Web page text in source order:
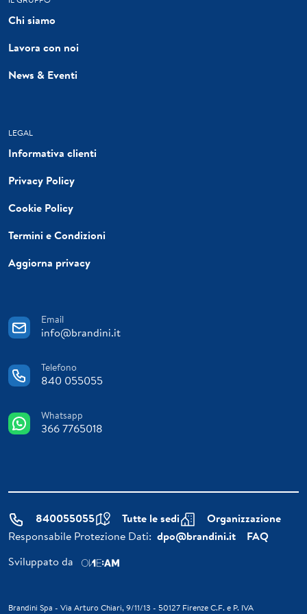
Chi siamo
Lavora con noi
News & Eventi
LEGAL
Informativa clienti
Privacy Policy
Cookie Policy
Termini e Condizioni
Aggiorna privacy
Email
info@brandini.it
Telefono
840 055055
Whatsapp
366 7765018
840055055 Tutte le sedi
Organizzazione
Responsabile Protezione Dati: dpo@brandini.it
FAQ
Sviluppato da
Brandini Spa - Via Arturo Chiari, 9/11/13 - 50127 Firenze C.F. e P. IVA